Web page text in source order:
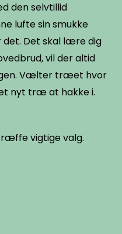
den selvtillid
lufte sin smukke
Det skal lære dig
vil der altid
Vælter træet hvor
nyt træ at hakke i.
vigtige valg.